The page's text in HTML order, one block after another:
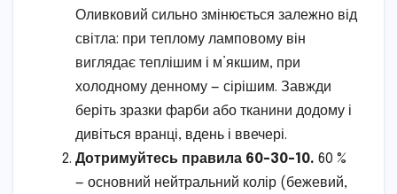
Оливковий сильно змінюється залежно від
світла: при теплому ламповому він
виглядає теплішим і м’якшим, при
холодному денному — сірішим. Завжди
беріть зразки фарби або тканини додому і
дивіться вранці, вдень і ввечері.
Дотримуйтесь правила 60-30-10. 60 %
— основний нейтральний колір (бежевий,